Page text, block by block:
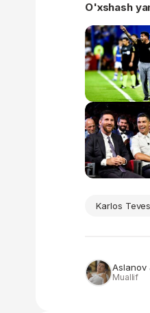
O'xshash
Karlos Teves
Aslanov
Muallif